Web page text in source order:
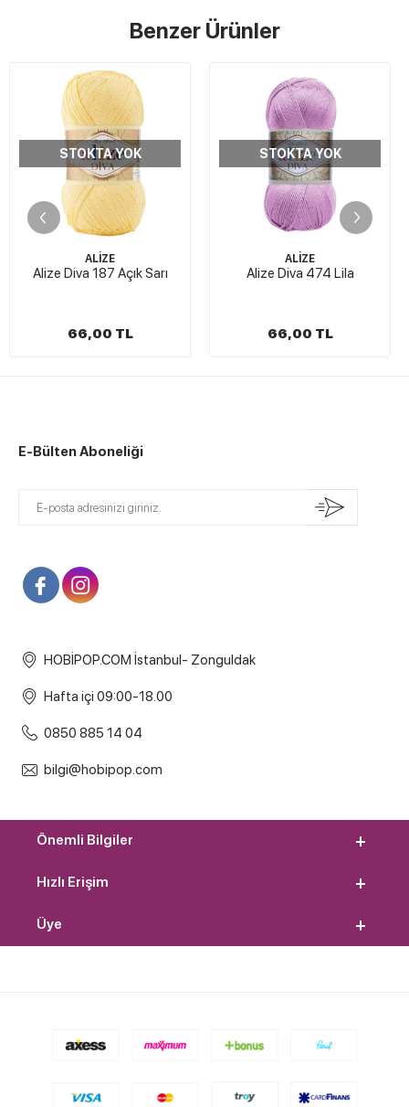
Benzer Ürünler
STOKTA YOK
ALİZE
Alize Diva 187 Açık Sarı
66,00 TL
STOKTA YOK
ALİZE
Alize Diva 474 Lila
66,00 TL
E-Bülten Aboneliği
HOBİPOP.COM İstanbul- Zonguldak
Hafta içi 09:00-18.00
0850 885 14 04
bilgi@hobipop.com
Önemli Bilgiler
Hızlı Erişim
Üye